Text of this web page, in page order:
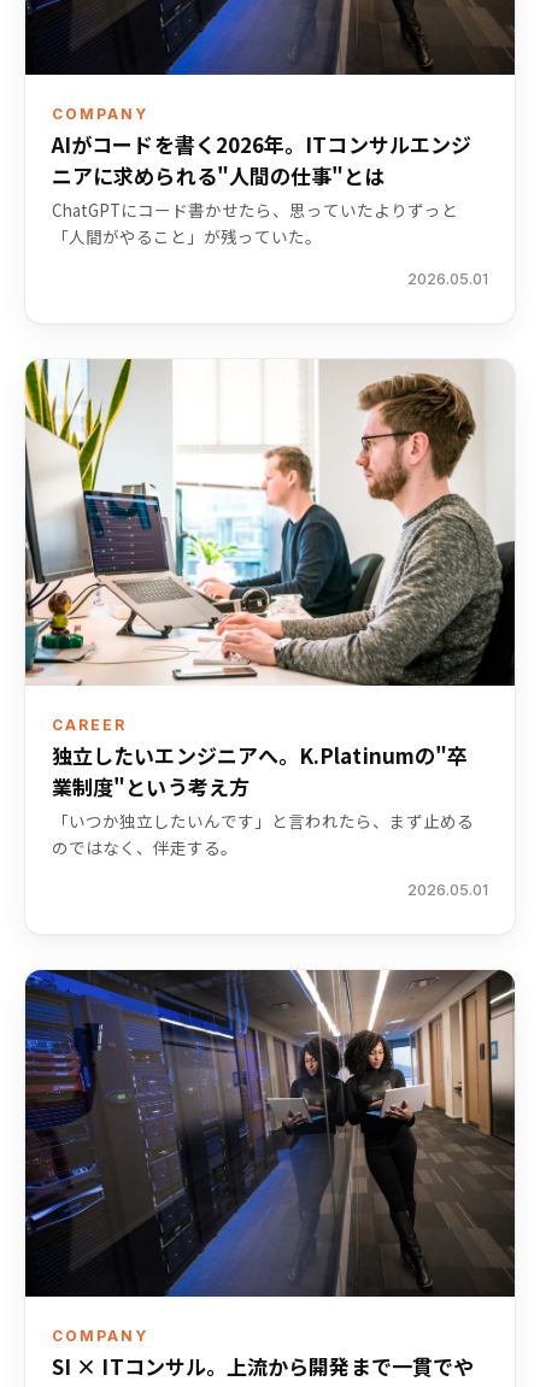
COMPANY
AIがコードを書く2026年。ITコンサルエンジ
ニアに求められる"人間の仕事"とは
ChatGPTにコード書かせたら、思っていたよりずっと
「人間がやること」が残っていた。
2026.05.01
CAREER
独立したいエンジニアへ。K.Platinumの"卒
業制度"という考え方
「いつか独立したいんです」と言われたら、まず止める
のではなく、伴走する。
2026.05.01
COMPANY
SI × ITコンサル。上流から開発まで一貫でや